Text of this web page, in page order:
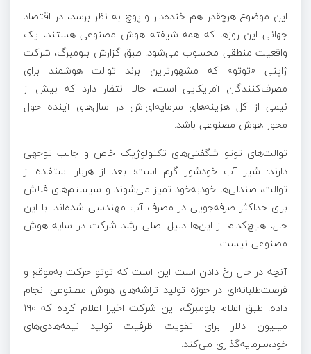
این موضوع هرچقدر هم خنده‌دار و پوچ به نظر برسد، در اقتصاد
جهانی این روزها که همه شیفته هوش مصنوعی هستند، یک
واقعیت منطقی محسوب می‌شود. طبق گزارش بلومبرگ، شرکت
ژاپنی «توتو» که مشهورترین برند توالت هوشمند برای
مصرف‌کنندگان آمریکایی است، حالا انتظار دارد که بیش از
نیمی از کل هزینه‌های سرمایه‌ای‌اش در سال‌های آینده حول
محور هوش مصنوعی باشد.
توالت‌های توتو شگفتی‌های تکنولوژیک خاص و جالب توجهی
دارند: شیر آب خودشور گرم است؛ بعد از هربار استفاده از
توالت، صندلی‌ها خودبه‌خود تمیز می‌شوند و سیستم‌های فلاش
برای حداکثر صرفه‌جویی در مصرف آب مهندسی شده‌اند. با این
حال، هیچ‌کدام از این‌ها دلیل اصلی رشد شرکت در سایه هوش
مصنوعی نیست.
آنچه در حال رخ دادن است این است که توتو حرکت به‌موقع و
فرصت‌طلبانه‌ای در حوزه تولید تراشه‌های هوش مصنوعی انجام
داده. طبق اعلام بلومبرگ، این شرکت اخیرا اعلام کرده که ۱۹۰
میلیون دلار برای تقویت ظرفیت تولید نیمه‌هادی‌های
خود،سرمایه‌گذاری می‌کند.